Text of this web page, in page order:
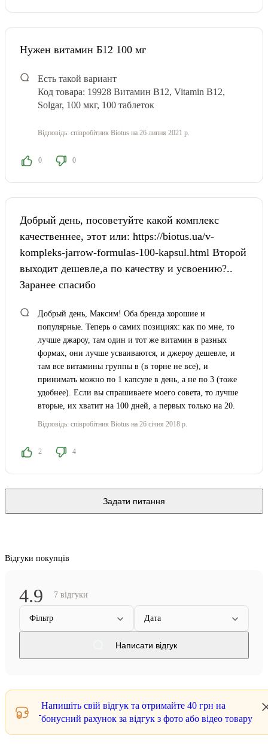
Нужен витамин Б12 100 мг
Есть такой вариант
Код товара: 19928 Витамин В12, Vitamin B12,
Solgar, 100 мкг, 100 таблеток
Відповідь: співробітник Biotus на 26 липня 2021 р.
0 0
Добрый день, посоветуйте какой комплекс
качественнее, этот или: https://biotus.ua/v-
kompleks-jarrow-formulas-100-kapsul.html Второй
выходит дешевле,а по качеству и усвоению?..
Заранее спасибо
Добрый день, Максим! Оба бренда хорошие и
популярные. Теперь о самих позициях: как по мне, то
лучше джароу, там один и тот же витамин в разных
формах, они лучше усваиваются, и джероу дешевле, и
там все витамины группы в (в торне не все), и
принимать можно по 1 капсуле в день, а не по 3 (тоже
удобнее). Если вы спрашиваете моего совета, то лучше
вторые, их хватит на 100 дней, а первых только на 20.
Відповідь: співробітник Biotus на 26 січня 2018 р.
2 4
Задати питання
Відгуки покупців
4.9 7 відгуки
Фільтр Дата
Написати відгук
Напишіть свій відгук та отримайте 40 грн на
бонусний рахунок за відгук з фото або відео товару